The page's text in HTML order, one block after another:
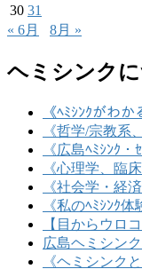
30 31
« 6月
8月 »
ヘミシンク
《ﾍﾐｼﾝｸがわか
《哲学/宗教系
《広島ﾍﾐｼﾝｸ・
《心理学、臨
《社会学・経
《私のﾍﾐｼﾝｸ体
【目からウロ
広島ヘミシン
《ヘミシンクと